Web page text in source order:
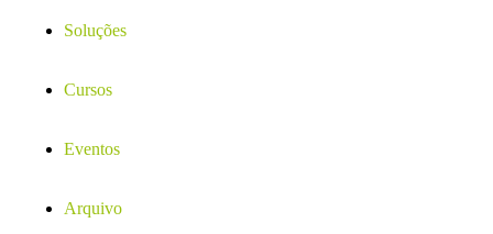
Soluções
Cursos
Eventos
Arquivo